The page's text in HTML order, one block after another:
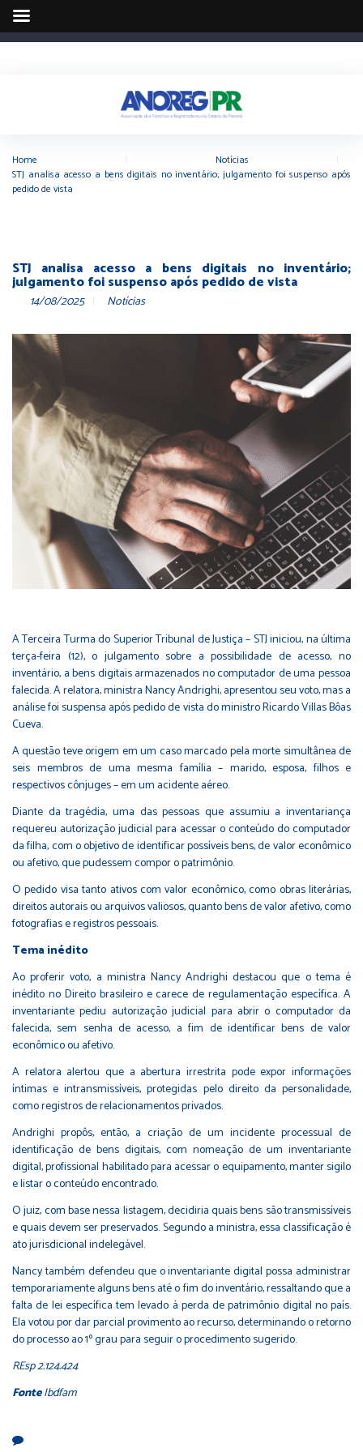
Home Notícias
STJ analisa acesso a bens digitais no inventário; julgamento foi suspenso após
pedido de vista
STJ analisa acesso a bens digitais no inventário;
julgamento foi suspenso após pedido de vista
14/08/2025 Notícias
A Terceira Turma do Superior Tribunal de Justiça – STJ iniciou, na última
terça-feira (12), o julgamento sobre a possibilidade de acesso, no
inventário, a bens digitais armazenados no computador de uma pessoa
falecida. A relatora, ministra Nancy Andrighi, apresentou seu voto, mas a
análise foi suspensa após pedido de vista do ministro Ricardo Villas Bôas
Cueva.
A questão teve origem em um caso marcado pela morte simultânea de
seis membros de uma mesma família – marido, esposa, filhos e
respectivos cônjuges – em um acidente aéreo.
Diante da tragédia, uma das pessoas que assumiu a inventariança
requereu autorização judicial para acessar o conteúdo do computador
da filha, com o objetivo de identificar possíveis bens, de valor econômico
ou afetivo, que pudessem compor o patrimônio.
O pedido visa tanto ativos com valor econômico, como obras literárias,
direitos autorais ou arquivos valiosos, quanto bens de valor afetivo, como
fotografias e registros pessoais.
Tema inédito
Ao proferir voto, a ministra Nancy Andrighi destacou que o tema é
inédito no Direito brasileiro e carece de regulamentação específica. A
inventariante pediu autorização judicial para abrir o computador da
falecida, sem senha de acesso, a fim de identificar bens de valor
econômico ou afetivo.
A relatora alertou que a abertura irrestrita pode expor informações
íntimas e intransmissíveis, protegidas pelo direito da personalidade,
como registros de relacionamentos privados.
Andrighi propôs, então, a criação de um incidente processual de
identificação de bens digitais, com nomeação de um inventariante
digital, profissional habilitado para acessar o equipamento, manter sigilo
e listar o conteúdo encontrado.
O juiz, com base nessa listagem, decidiria quais bens são transmissíveis
e quais devem ser preservados. Segundo a ministra, essa classificação é
ato jurisdicional indelegável.
Nancy também defendeu que o inventariante digital possa administrar
temporariamente alguns bens até o fim do inventário, ressaltando que a
falta de lei específica tem levado à perda de patrimônio digital no país.
Ela votou por dar parcial provimento ao recurso, determinando o retorno
do processo ao 1º grau para seguir o procedimento sugerido.
REsp 2.124.424
FonteIbdfam